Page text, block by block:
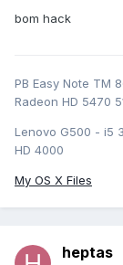
bom hack
PB Easy Note TM
Radeon HD 5470
Lenovo G500 - i5
HD 4000
My OS X Files
heptas